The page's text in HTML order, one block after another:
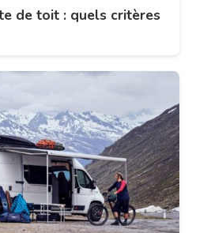
de toit : quels critères